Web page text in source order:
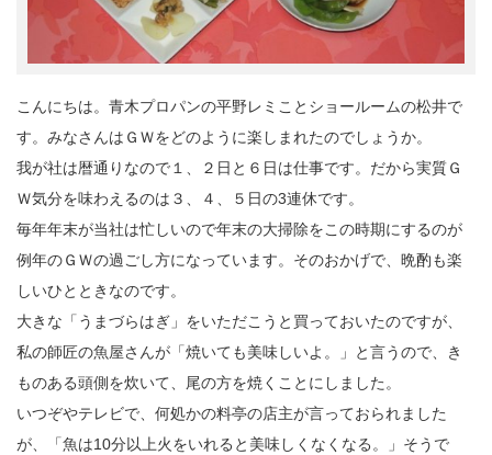
こんにちは。青木プロパンの平野レミことショールームの松井で
す。みなさんはＧＷをどのように楽しまれたのでしょうか。
我が社は暦通りなので１、２日と６日は仕事です。だから実質Ｇ
Ｗ気分を味わえるのは３、４、５日の3連休です。
毎年年末が当社は忙しいので年末の大掃除をこの時期にするのが
例年のＧＷの過ごし方になっています。そのおかげで、晩酌も楽
しいひとときなのです。
大きな「うまづらはぎ」をいただこうと買っておいたのですが、
私の師匠の魚屋さんが「焼いても美味しいよ。」と言うので、き
ものある頭側を炊いて、尾の方を焼くことにしました。
いつぞやテレビで、何処かの料亭の店主が言っておられました
が、「魚は10分以上火をいれると美味しくなくなる。」そうで